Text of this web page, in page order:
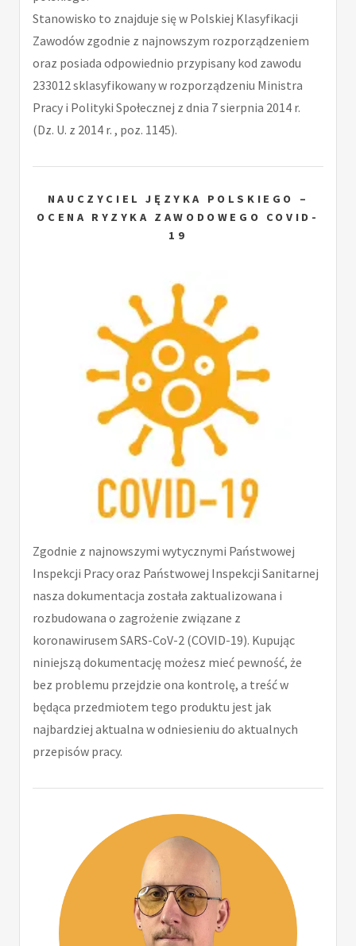
Stanowisko to znajduje się w Polskiej Klasyfikacji
Zawodów zgodnie z najnowszym rozporządzeniem
oraz posiada odpowiednio przypisany kod zawodu
233012 sklasyfikowany w rozporządzeniu Ministra
Pracy i Polityki Społecznej z dnia 7 sierpnia 2014 r.
(Dz. U. z 2014 r. , poz. 1145).
NAUCZYCIEL JĘZYKA POLSKIEGO –
OCENA RYZYKA ZAWODOWEGO COVID-
19
Zgodnie z najnowszymi wytycznymi Państwowej
Inspekcji Pracy oraz Państwowej Inspekcji Sanitarnej
nasza dokumentacja została zaktualizowana i
rozbudowana o zagrożenie związane z
koronawirusem SARS-CoV-2 (COVID-19). Kupując
niniejszą dokumentację możesz mieć pewność, że
bez problemu przejdzie ona kontrolę, a treść w
będąca przedmiotem tego produktu jest jak
najbardziej aktualna w odniesieniu do aktualnych
przepisów pracy.